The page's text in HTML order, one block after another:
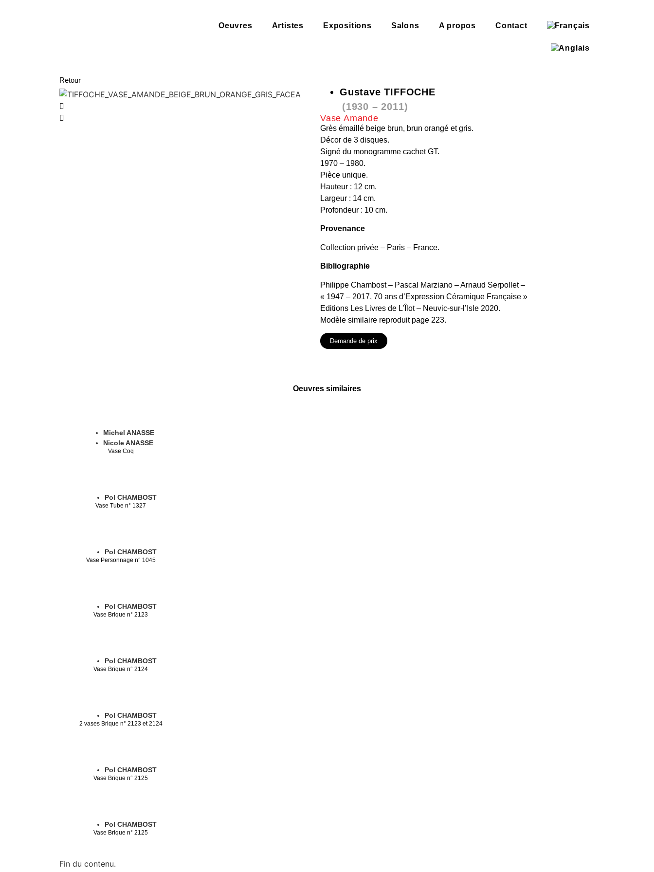
Oeuvres Artistes Expositions Salons A propos Contact
Retour
Gustave TIFFOCHE
(1930 – 2011)
Vase Amande
Grès émaillé beige brun, brun orangé et gris.
Décor de 3 disques.
Signé du monogramme cachet GT.
1970 – 1980.
Pièce unique.
Hauteur : 12 cm.
Largeur : 14 cm.
Profondeur : 10 cm.
Provenance
Collection privée – Paris – France.
Bibliographie
Philippe Chambost – Pascal Marziano – Arnaud Serpollet –
« 1947 – 2017, 70 ans d’Expression Céramique Française »
Editions Les Livres de L’Îlot – Neuvic-sur-l’Isle 2020.
Modèle similaire reproduit page 223.
Demande de prix
Oeuvres similaires
Michel ANASSE
Nicole ANASSE
Vase Coq
Pol CHAMBOST
Vase Tube n° 1327
Pol CHAMBOST
Vase Personnage n° 1045
Pol CHAMBOST
Vase Brique n° 2123
Pol CHAMBOST
Vase Brique n° 2124
Pol CHAMBOST
2 vases Brique n° 2123 et 2124
Pol CHAMBOST
Vase Brique n° 2125
Pol CHAMBOST
Vase Brique n° 2125
Fin du contenu.